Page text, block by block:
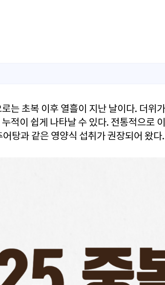
는 초복 이후 열흘이 지난 날이다. 더위
적이 쉽게 나타날 수 있다. 전통적으로
탕과 같은 영양식 섭취가 권장되어 왔다.